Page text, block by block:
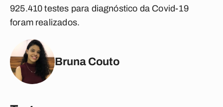
925.410 testes para diagnóstico da Covid-19
foram realizados.
Bruna Couto